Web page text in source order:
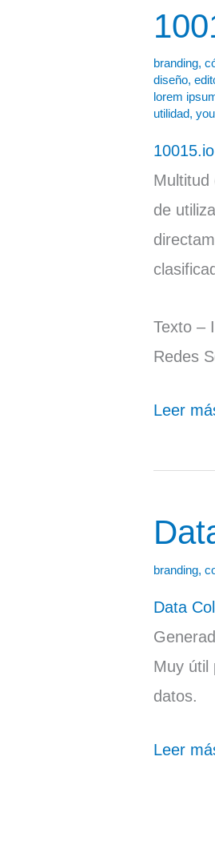
branding,
diseño,
lorem
utilidad,
10015.io
Multitud
de
Texto –
Redes
10015
Leer
branding,
Data
Muy útil
datos.
Data
Leer